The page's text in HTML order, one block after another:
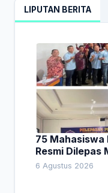
LIPUTAN BERITA
75 Mahasiswa
Resmi Dilepas
Empat Pesan
6 Agustus 2026